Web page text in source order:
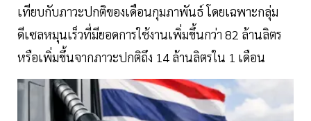
เทียบกับภาวะปกติของเดือนกุมภาพันธ์ โดยเฉพาะกลุ่ม
ดีเซลหมุนเร็วที่มียอดการใช้งานเพิ่มขึ้นกว่า 82 ล้านลิตร
หรือเพิ่มขึ้นจากภาวะปกติถึง 14 ล้านลิตรใน 1 เดือน